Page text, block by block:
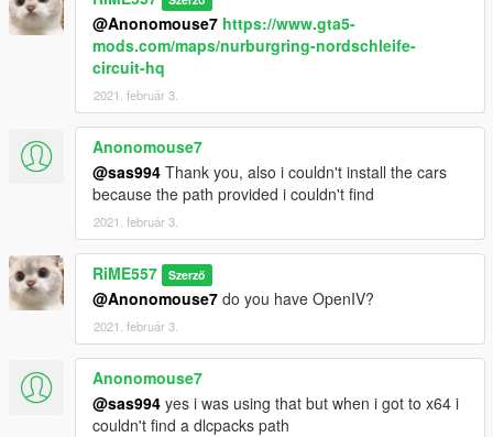
@Anonomouse7 https://www.gta5-
mods.com/maps/nurburgring-nordschleife-
circuit-hq
2021. február 3.
Anonomouse7
@sas994 Thank you, also i couldn't install the cars
because the path provided i couldn't find
2021. február 3.
RiME557 Szerző
@Anonomouse7 do you have OpenIV?
2021. február 3.
Anonomouse7
@sas994 yes i was using that but when i got to x64 i
couldn't find a dlcpacks path